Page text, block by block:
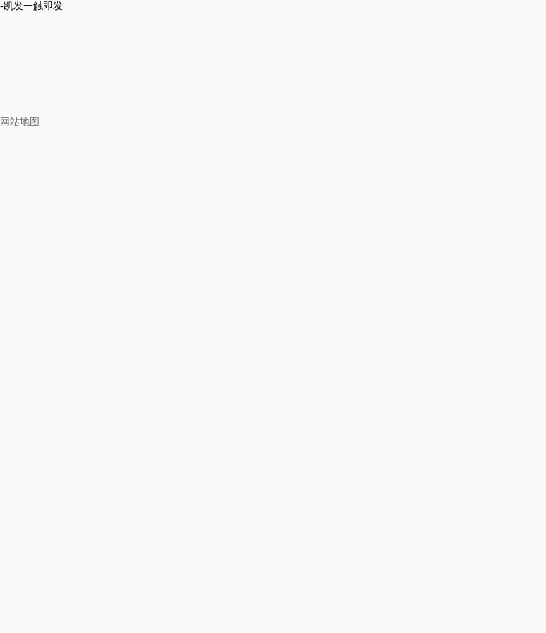
-凯发一触即发
网站地图